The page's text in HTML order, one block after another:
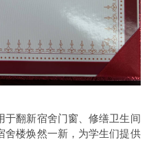
于翻新宿舍门窗、修缮卫生间
舍楼焕然一新，为学生们提供